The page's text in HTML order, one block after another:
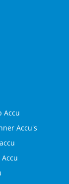
Accu
Accu's